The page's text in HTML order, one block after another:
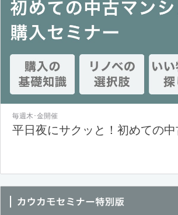
毎週木･金開催
平日夜にサクッと！初めての